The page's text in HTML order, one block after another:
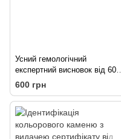
Усний гемологічний
експертний висновок від 600
грн
600 грн